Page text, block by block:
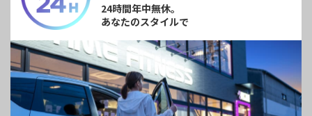
24時間年中無休。
あなたのスタイルで